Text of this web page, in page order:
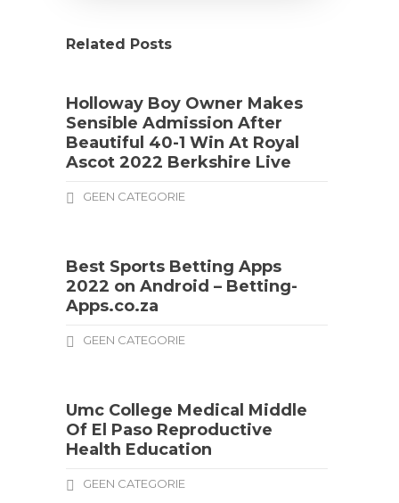
Related Posts
Holloway Boy Owner Makes
Sensible Admission After
Beautiful 40-1 Win At Royal
Ascot 2022 Berkshire Live
GEEN CATEGORIE
Best Sports Betting Apps
2022 on Android – Betting-
Apps.co.za
GEEN CATEGORIE
Umc College Medical Middle
Of El Paso Reproductive
Health Education
GEEN CATEGORIE